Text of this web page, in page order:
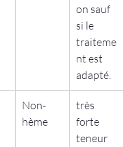
on sauf
si le
traiteme
nt est
adapté.
Non-
hème
très
forte
teneur